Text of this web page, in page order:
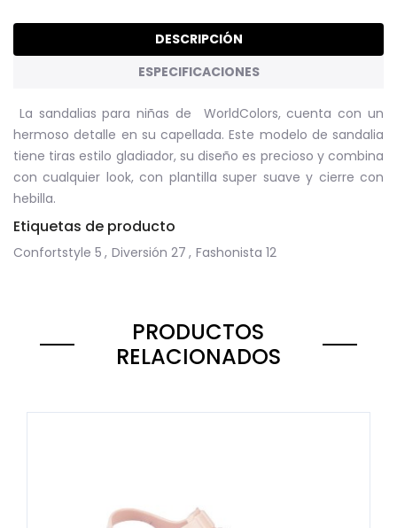
DESCRIPCIÓN
ESPECIFICACIONES
La sandalias para niñas de WorldColors, cuenta con un
hermoso detalle en su capellada. Este modelo de sandalia
tiene tiras estilo gladiador, su diseño es precioso y combina
con cualquier look, con plantilla super suave y cierre con
hebilla.
Etiquetas de producto
Confortstyle 5 , Diversión 27 , Fashonista 12
PRODUCTOS
RELACIONADOS